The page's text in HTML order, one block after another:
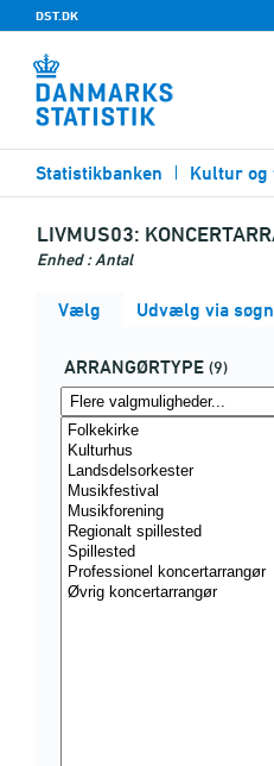
DST.DK
Statistikbanken Kultur og
LIVMUS03:
Enhed : Antal
Vælg Udvælg via
ARRANGØRTYPE (9)